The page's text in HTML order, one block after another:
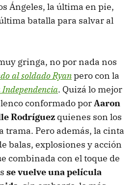
Ángeles, la última en pie,
batalla para salvar al
gringa, no por nada nos
al soldado Ryanpero con la
Independencia. Quizá lo mejor
conformado porAaron
Rodríguez quienes son los
trama. Pero además, la cinta
balas, explosiones y acción
combinada con el toque de
se vuelve una película